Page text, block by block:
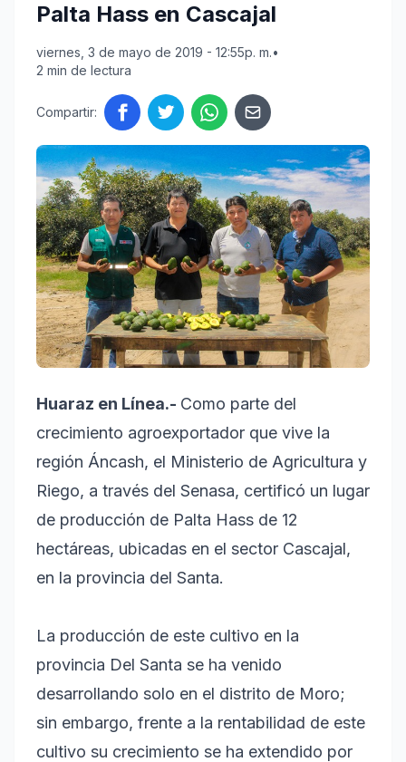
Palta Hass en Cascajal
viernes, 3 de mayo de 2019 - 12:55p. m.•
2 min de lectura
Compartir:
Huaraz en Línea.- Como parte del
crecimiento agroexportador que vive la
región Áncash, el Ministerio de Agricultura y
Riego, a través del Senasa, certificó un lugar
de producción de Palta Hass de 12
hectáreas, ubicadas en el sector Cascajal,
en la provincia del Santa.
La producción de este cultivo en la
provincia Del Santa se ha venido
desarrollando solo en el distrito de Moro;
sin embargo, frente a la rentabilidad de este
cultivo su crecimiento se ha extendido por